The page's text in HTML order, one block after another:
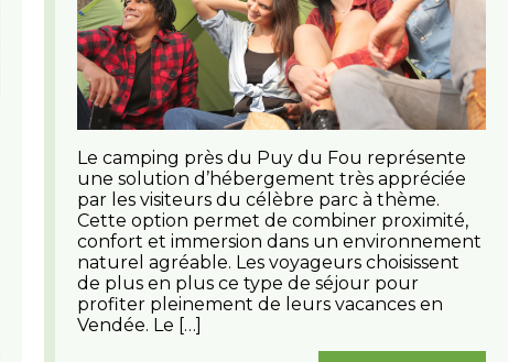
Le camping près du Puy du Fou représente
une solution d’hébergement très appréciée
par les visiteurs du célèbre parc à thème.
Cette option permet de combiner proximité,
confort et immersion dans un environnement
naturel agréable. Les voyageurs choisissent
de plus en plus ce type de séjour pour
profiter pleinement de leurs vacances en
Vendée. Le […]